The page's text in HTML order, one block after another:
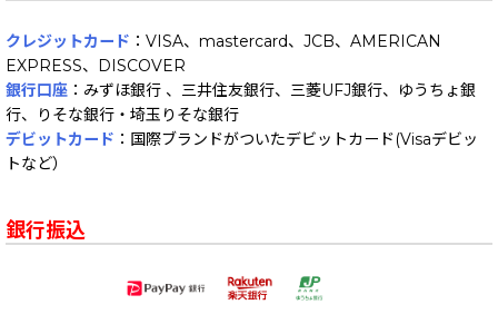
クレジットカード ：VISA、mastercard、JCB、AMERICAN
EXPRESS、DISCOVER
銀行口座 ：みずほ銀行 、三井住友銀行、三菱UFJ銀行、ゆうちょ銀
行、りそな銀行・埼玉りそな銀行
デビットカード ：国際ブランドがついたデビットカード(Visaデビッ
トなど）
銀行振込